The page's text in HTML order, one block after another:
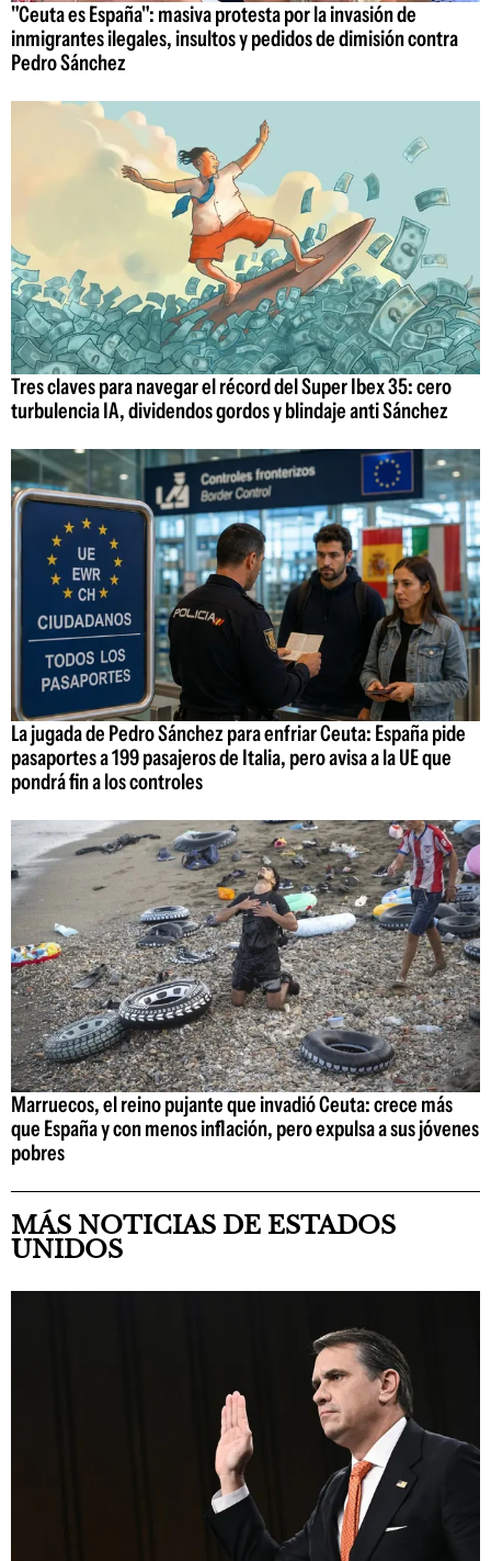
"Ceuta es España": masiva protesta por la invasión de
inmigrantes ilegales, insultos y pedidos de dimisión contra
Pedro Sánchez
Tres claves para navegar el récord del Super Ibex 35: cero
turbulencia IA, dividendos gordos y blindaje anti Sánchez
La jugada de Pedro Sánchez para enfriar Ceuta: España pide
pasaportes a 199 pasajeros de Italia, pero avisa a la UE que
pondrá fin a los controles
Marruecos, el reino pujante que invadió Ceuta: crece más
que España y con menos inflación, pero expulsa a sus jóvenes
pobres
MÁS NOTICIAS DE ESTADOS
UNIDOS